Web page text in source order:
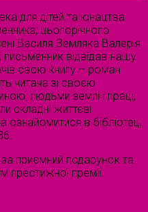
для дітей та юнацтва
цьогорічного
Василя Земляка Валерія
письменник відвідав нашу
свою книгу – роман
читача зі своєю
людьми землі і праці,
складні життєві
в бібліотеці
приємний подарунок та
престижної премії.